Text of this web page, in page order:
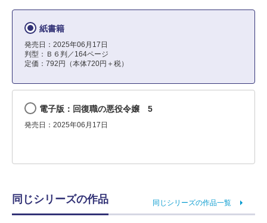
紙書籍
発売日：2025年06月17日
判型：Ｂ６判／164ページ
定価：792円（本体720円＋税）
電子版：回復職の悪役令嬢 5
発売日：2025年06月17日
同じシリーズの作品 同じシリーズの作品一覧